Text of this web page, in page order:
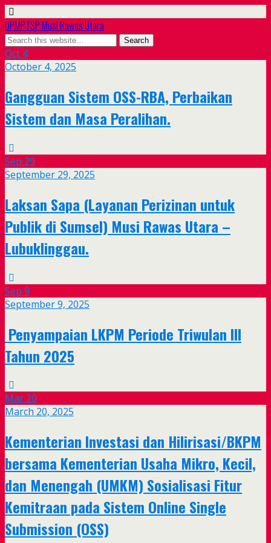
DPMPTSP Musi Rawas Utara
Oct 4
October 4, 2025
Gangguan Sistem OSS-RBA, Perbaikan
Sistem dan Masa Peralihan.
Sep 29
September 29, 2025
Laksan Sapa (Layanan Perizinan untuk
Publik di Sumsel) Musi Rawas Utara –
Lubuklinggau.
Sep 9
September 9, 2025
Penyampaian LKPM Periode Triwulan III
Tahun 2025
Mar 20
March 20, 2025
Kementerian Investasi dan Hilirisasi/BKPM
bersama Kementerian Usaha Mikro, Kecil,
dan Menengah (UMKM) Sosialisasi Fitur
Kemitraan pada Sistem Online Single
Submission (OSS)